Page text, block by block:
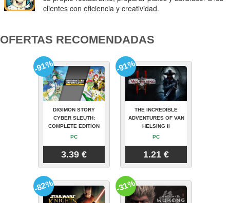
clientes con eficiencia y creatividad.
OFERTAS RECOMENDADAS
DIGIMON STORY
CYBER SLEUTH:
COMPLETE EDITION
PC
3.39 €
-91%
THE INCREDIBLE
ADVENTURES OF VAN
HELSING II
PC
1.21 €
-91%
-82% -31%